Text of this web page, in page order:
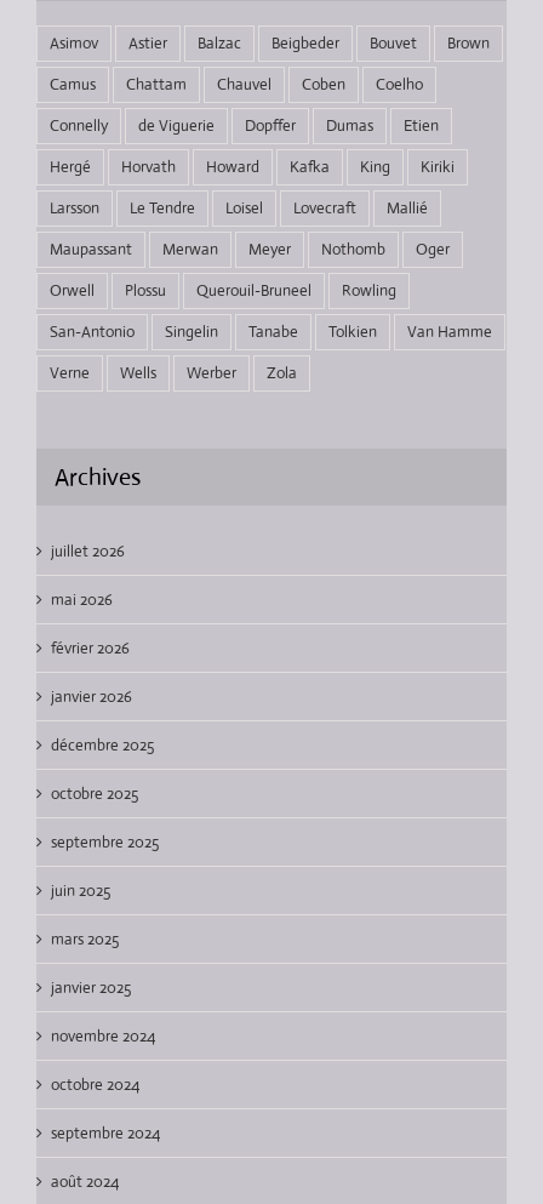
Asimov Astier Balzac Beigbeder Bouvet
Brown
Camus
Chattam Chauvel Coben
Coelho
Connelly
de Viguerie Dopffer Dumas
Etien
Hergé
Horvath Howard Kafka King
Kiriki
Larsson
Le Tendre Loisel Lovecraft
Mallié
Maupassant
Merwan Meyer Nothomb
Oger
Orwell
Plossu Querouil-Bruneel
Rowling
San-Antonio
Singelin Tanabe Tolkien
Van Hamme
Verne
Wells Werber Zola
Archives
juillet 2026
mai 2026
février 2026
janvier 2026
décembre 2025
octobre 2025
septembre 2025
juin 2025
mars 2025
janvier 2025
novembre 2024
octobre 2024
septembre 2024
août 2024